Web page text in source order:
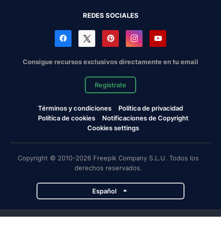
REDES SOCIALES
Consigue recursos exclusivos directamente en tu email
Regístrate
Términos y condiciones
Política de privacidad
Política de cookies
Notificaciones de Copyright
Cookies settings
Copyright © 2010-2026 Freepik Company S.L.U. Todos los
derechos reservados.
Español